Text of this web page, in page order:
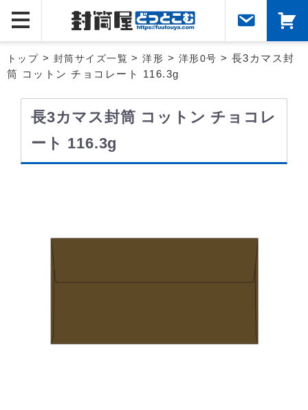
トップ > 封筒サイズ一覧 >洋形 > 洋形0号 > 長3カマス封
筒 コットン チョコレート 116.3g
長3カマス封筒 コットン チョコレ
ート 116.3g